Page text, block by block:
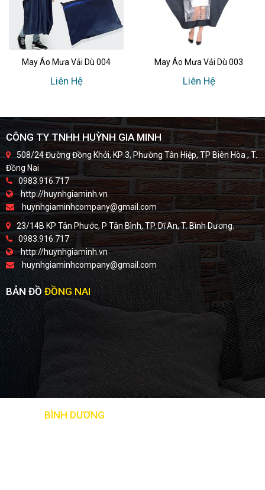
May Áo Mưa Vải Dù 004
Liên Hệ
May Áo Mưa Vải Dù 003
Liên Hệ
CÔNG TY TNHH HUỲNH GIA MINH
508/24 Đường Đồng Khởi, KP 3, Phường Tân Hiệp, TP Biên Hòa , T.
Đồng Nai
0983.916.717
http://huynhgiaminh.vn
huynhgiaminhcompany@gmail.com
23/14B KP Tân Phước, P Tân Bình, TP. Dĩ An, T. Bình Dương.
0983.916.717
http://huynhgiaminh.vn
huynhgiaminhcompany@gmail.com
BẢN ĐỒĐỒNG NAI
BÌNH DƯƠNG